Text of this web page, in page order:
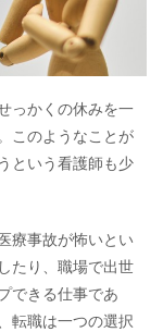
っかくの休みを一
このようなことが
という看護師も少
療事故が怖いとい
たり、職場で出世
できる仕事であ
転職は一つの選択